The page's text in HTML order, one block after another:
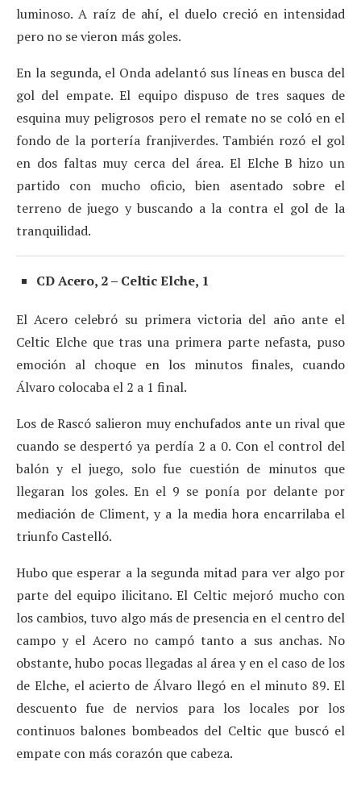
luminoso. A raíz de ahí, el duelo creció en intensidad
pero no se vieron más goles.
En la segunda, el Onda adelantó sus líneas en busca del
gol del empate. El equipo dispuso de tres saques de
esquina muy peligrosos pero el remate no se coló en el
fondo de la portería franjiverdes. También rozó el gol
en dos faltas muy cerca del área. El Elche B hizo un
partido con mucho oficio, bien asentado sobre el
terreno de juego y buscando a la contra el gol de la
tranquilidad.
CD Acero, 2 – Celtic Elche, 1
El Acero celebró su primera victoria del año ante el
Celtic Elche que tras una primera parte nefasta, puso
emoción al choque en los minutos finales, cuando
Álvaro colocaba el 2 a 1 final.
Los de Rascó salieron muy enchufados ante un rival que
cuando se despertó ya perdía 2 a 0. Con el control del
balón y el juego, solo fue cuestión de minutos que
llegaran los goles. En el 9 se ponía por delante por
mediación de Climent, y a la media hora encarrilaba el
triunfo Castelló.
Hubo que esperar a la segunda mitad para ver algo por
parte del equipo ilicitano. El Celtic mejoró mucho con
los cambios, tuvo algo más de presencia en el centro del
campo y el Acero no campó tanto a sus anchas. No
obstante, hubo pocas llegadas al área y en el caso de los
de Elche, el acierto de Álvaro llegó en el minuto 89. El
descuento fue de nervios para los locales por los
continuos balones bombeados del Celtic que buscó el
empate con más corazón que cabeza.